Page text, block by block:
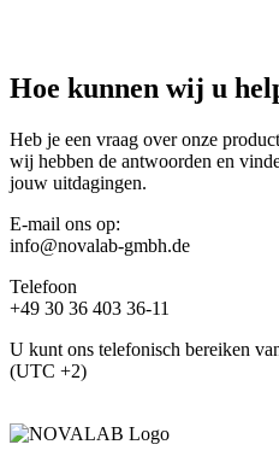
Hoe kunnen wij u
Heb je een vraag over onze
wij hebben de antwoorden en
jouw uitdagingen.
E-mail ons op:
info@novalab-gmbh.de
Telefoon
+49 30 36 403 36-11
U kunt ons telefonisch bereiken
(UTC +2)